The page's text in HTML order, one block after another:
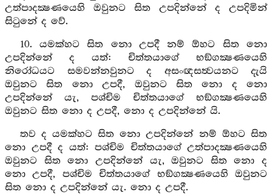
උත්පාදක්‍ෂණයෙහි ඔවුනට සිත උපදින්නේ ද උපදිමින්
සිටුනේ ද වේ.
10. යමක්හට සිත නො උපදී නම් ඕහට සිත නො
උපදින්නේ ද යත්: චිත්තයාගේ භඞ්ගක්‍ෂණයෙහි
නිරෝධයට සමවන්නවුනට ද අසංඥසත්‍වයනට දැයි
ඔවුනට සිත නො උපදී, ඔවුනට සිත නො ද නො
උපදින්නේ යැ, පශ්චිම චිත්තයාගේ භඞ්ගක්‍ෂණයෙහි
ඔවුනට සිත නො ද උපදී, නො ද උපදින්නේ යි.
තව ද යමක්හට සිත නො උපදින්නේ නම් ඕහට සිත
නො උපදී ද යත්: පශ්චිම චිත්තයාගේ උත්පාදක්‍ෂණයෙහි
ඔවුනට සිත නො උපදින්නේ යැ, ඔවුනට සිත නො ද
නො උපදී, පශ්චිම චිත්තයාගේ භඞ්ගක්‍ෂණයෙහි ඔවුනට
සිත නො ද උපදින්නේ යැ. නො ද උපදී.